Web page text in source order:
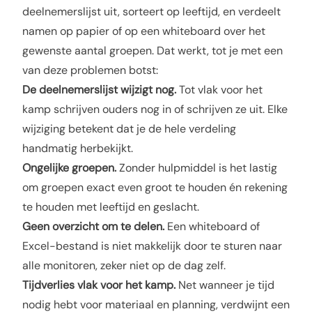
deelnemerslijst uit, sorteert op leeftijd, en verdeelt
namen op papier of op een whiteboard over het
gewenste aantal groepen. Dat werkt, tot je met een
van deze problemen botst:
De deelnemerslijst wijzigt nog.Tot vlak voor het
kamp schrijven ouders nog in of schrijven ze uit. Elke
wijziging betekent dat je de hele verdeling
handmatig herbekijkt.
Ongelijke groepen.Zonder hulpmiddel is het lastig
om groepen exact even groot te houden én rekening
te houden met leeftijd en geslacht.
Geen overzicht om te delen. Een whiteboard of
Excel-bestand is niet makkelijk door te sturen naar
alle monitoren, zeker niet op de dag zelf.
Tijdverlies vlak voor het kamp. Net wanneer je tijd
nodig hebt voor materiaal en planning, verdwijnt een